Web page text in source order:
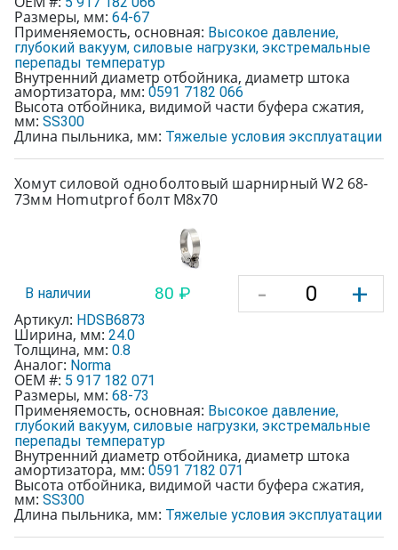
Размеры, мм: 64-67
Применяемость, основная: Высокое давление,
глубокий вакуум, силовые нагрузки, экстремальные
перепады температур
Внутренний диаметр отбойника, диаметр штока
амортизатора, мм: 0591 7182 066
Высота отбойника, видимой части буфера сжатия,
мм: SS300
Длина пыльника, мм: Тяжелые условия эксплуатации
Хомут силовой одноболтовый шарнирный W2 68-
73мм Homutprof болт М8х70
В наличии 80 ₽ - +
Артикул: HDSB6873
Ширина, мм: 24.0
Толщина, мм: 0.8
Аналог: Norma
OEM #: 5 917 182 071
Размеры, мм: 68-73
Применяемость, основная: Высокое давление,
глубокий вакуум, силовые нагрузки, экстремальные
перепады температур
Внутренний диаметр отбойника, диаметр штока
амортизатора, мм: 0591 7182 071
Высота отбойника, видимой части буфера сжатия,
мм: SS300
Длина пыльника, мм: Тяжелые условия эксплуатации